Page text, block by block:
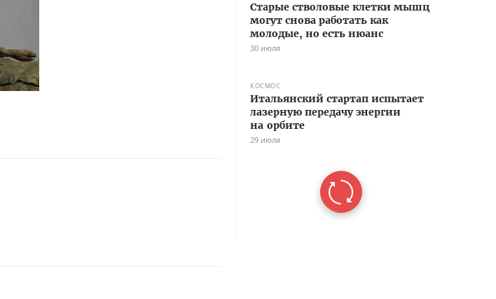
Старые стволовые клетки мышц
могут снова работать как
молодые, но есть нюанс
30 июля
КОСМОС
Итальянский стартап испытает
лазерную передачу энергии
на орбите
29 июля